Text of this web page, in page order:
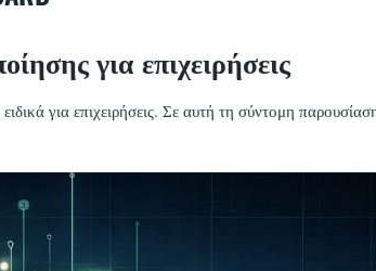
για επιχειρήσεις
για επιχειρήσεις. Σε αυτή τη σύντομη